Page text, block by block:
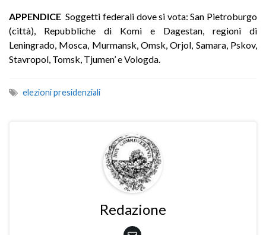
APPENDICE Soggetti federali dove si vota: San Pietroburgo
(città), Repubbliche di Komi e Dagestan, regioni di
Leningrado, Mosca, Murmansk, Omsk, Orjol, Samara, Pskov,
Stavropol, Tomsk, Tjumen’ e Vologda.
elezioni presidenziali
Redazione